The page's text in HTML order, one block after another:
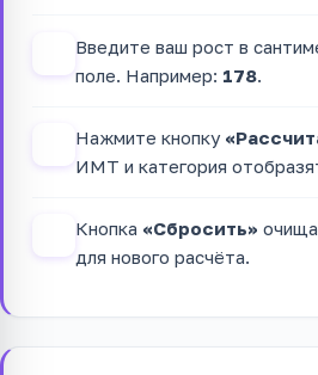
Введите ваш рост в
поле. Например: 178.
Нажмите кнопку
ИМТ и категория
Кнопка «Сбросить»
для нового расчёта.